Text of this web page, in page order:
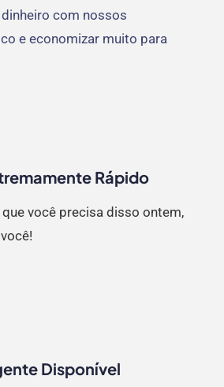
com nossos
e economizar muito para
Rápido
você precisa disso ontem,
Disponível